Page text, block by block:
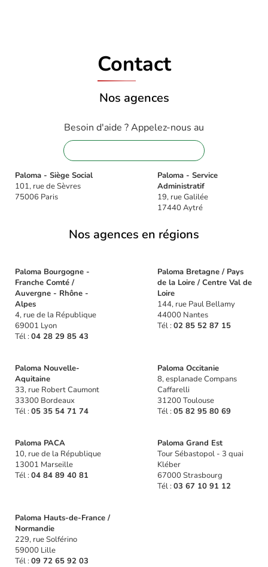
Contact
Nos agences
Besoin d'aide ? Appelez-nous au
Paloma - Siège Social
101, rue de Sèvres
75006 Paris
Paloma - Service
Administratif
19, rue Galilée
17440 Aytré
Nos agences en régions
Paloma Bourgogne -
Franche Comté /
Auvergne - Rhône -
Alpes
4, rue de la République
69001 Lyon
Tél : 04 28 29 85 43
Paloma Bretagne / Pays
de la Loire / Centre Val de
Loire
144, rue Paul Bellamy
44000 Nantes
Tél : 02 85 52 87 15
Paloma Nouvelle-
Aquitaine
33, rue Robert Caumont
33300 Bordeaux
Tél : 05 35 54 71 74
Paloma Occitanie
8, esplanade Compans
Caffarelli
31200 Toulouse
Tél : 05 82 95 80 69
Paloma PACA
10, rue de la République
13001 Marseille
Tél : 04 84 89 40 81
Paloma Grand Est
Tour Sébastopol - 3 quai
Kléber
67000 Strasbourg
Tél : 03 67 10 91 12
Paloma Hauts-de-France /
Normandie
229, rue Solférino
59000 Lille
Tél : 09 72 65 92 03